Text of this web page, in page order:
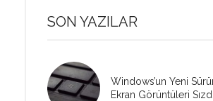
SON YAZILAR
Windows’un Yeni
Ekran Görüntüleri